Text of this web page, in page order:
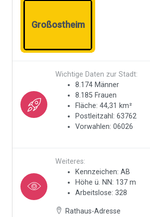
Großostheim
Wichtige Daten zur Stadt:
8.174 Männer
8.185 Frauen
Fläche: 44,31 km²
Postleitzahl: 63762
Vorwahlen: 06026
Weiteres:
Kennzeichen: AB
Höhe ü. NN: 137 m
Arbeitslose: 328
Rathaus-Adresse